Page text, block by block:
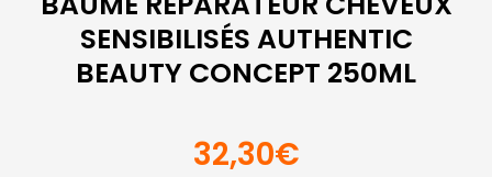
SENSIBILISÉS AUTHENTIC
BEAUTY CONCEPT 250ML
32,30€